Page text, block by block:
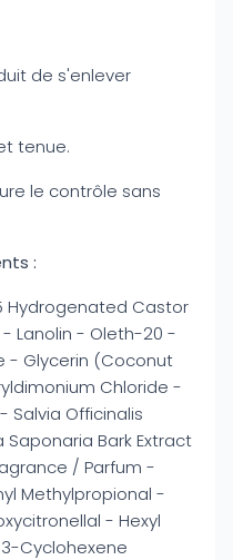
de s'enlever
tenue.
le contrôle sans
:
Hydrogenated Castor
Lanolin - Oleth-20 -
- Glycerin (Coconut
Chloride -
Salvia Officinalis
Bark Extract
/ Parfum -
Methylpropional -
- Hexyl
Cyclohexene